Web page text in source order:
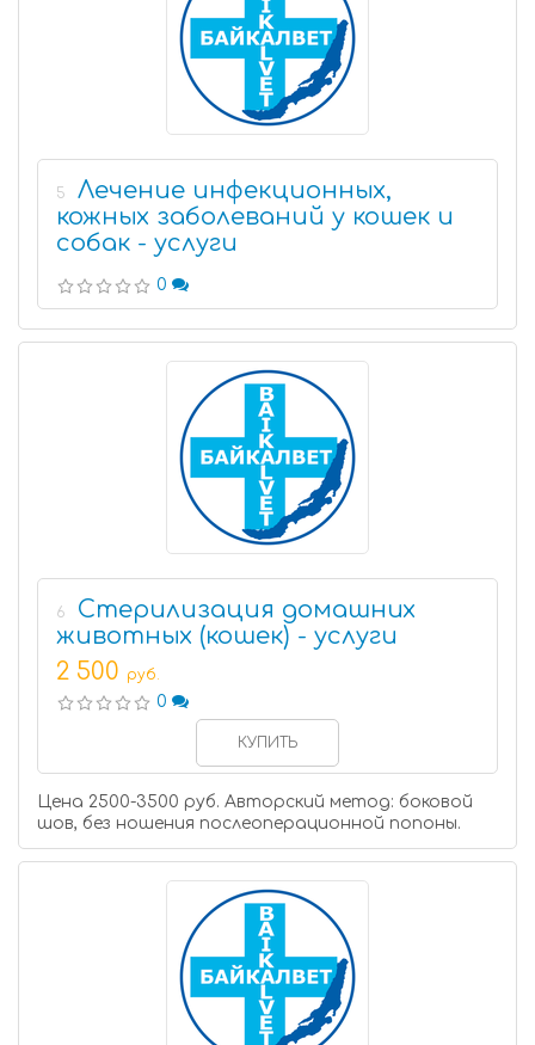
5
Лечение инфекционных,
кожных заболеваний у кошек и
собак - услуги
0
6
Стерилизация домашних
животных (кошек) - услуги
2 500 руб.
0
КУПИТЬ
Цена 2500-3500 руб. Авторский метод: боковой
шов, без ношения послеоперационной попоны.